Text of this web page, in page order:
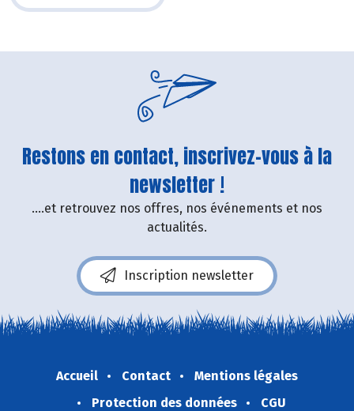
Restons en contact, inscrivez-vous à la
newsletter !
....et retrouvez nos offres, nos événements et nos
actualités.
Inscription newsletter
Accueil Contact
Mentions légales
Protection des données
CGU